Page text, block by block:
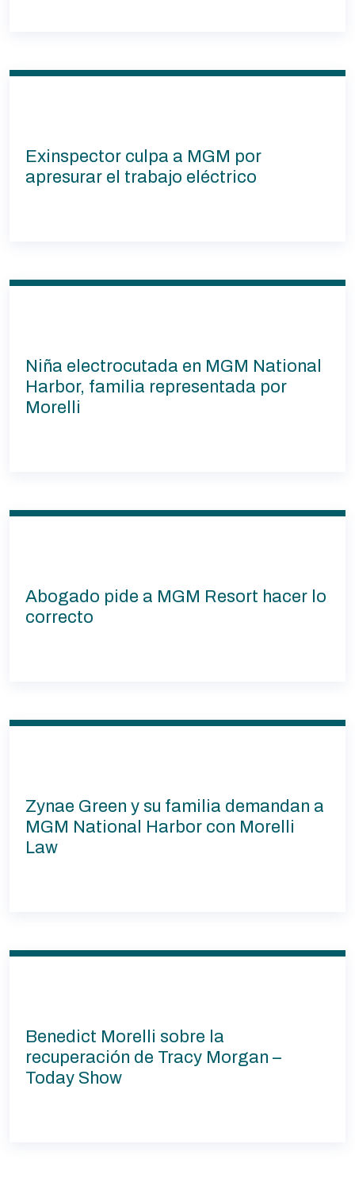
Exinspector culpa a MGM por
apresurar el trabajo eléctrico
Niña electrocutada en MGM National
Harbor, familia representada por
Morelli
Abogado pide a MGM Resort hacer lo
correcto
Zynae Green y su familia demandan a
MGM National Harbor con Morelli
Law
Benedict Morelli sobre la
recuperación de Tracy Morgan –
Today Show